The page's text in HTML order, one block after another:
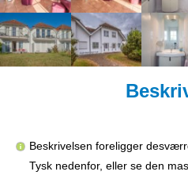
Beskrivelsen foreligger
Tysk nedenfor, eller se den